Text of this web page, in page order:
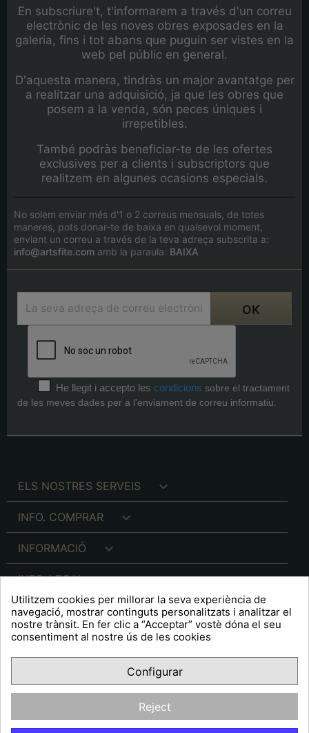
En subscriure't, t'informarem a través d'un correu
electrònic de les noves obres exposades en la
galeria, fins i tot abans que puguin ser vistes en la
web pel públic en general.
D'aquesta manera, tindràs un major avantatge per
a realitzar una adquisició, ja que les obres que
posem a la venda, són peces úniques i
irrepetibles.
També podràs beneficiar-te de les ofertes
exclusives per a clients i subscriptors que
realitzem en algunes ocasions especials.
No solem enviar més d'1 o 2 correus mensuals, de totes
maneres, pots donar-te de baixa en qualsevol moment,
enviant un correu a través de la teva adreça subscrita a:
info@artsfite.com amb la paraula: BAIXA
He llegit i accepto les condicions sobre el tractament
de les meves dades per a l'enviament de correu informatiu.
ELS NOSTRES SERVEIS 
INFO. COMPRAR 
INFORMACIÓ 
INFO. LEGAL 
A R T S F I T É
FacebookYouTubePinterest
OPINIONS CLIENTS
Utilitzem cookies per millorar la seva experiència de
navegació, mostrar continguts personalitzats i analitzar el
nostre trànsit. En fer clic a “Acceptar” vostè dóna el seu
consentiment al nostre ús de les cookies
Configurar
Reject